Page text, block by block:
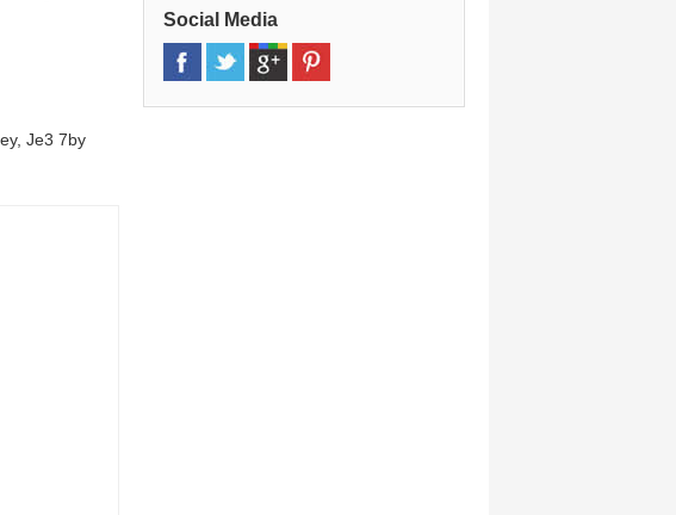
Je3 7by
Cherbourg, 50100
Tourlaville, 50110
Social Media